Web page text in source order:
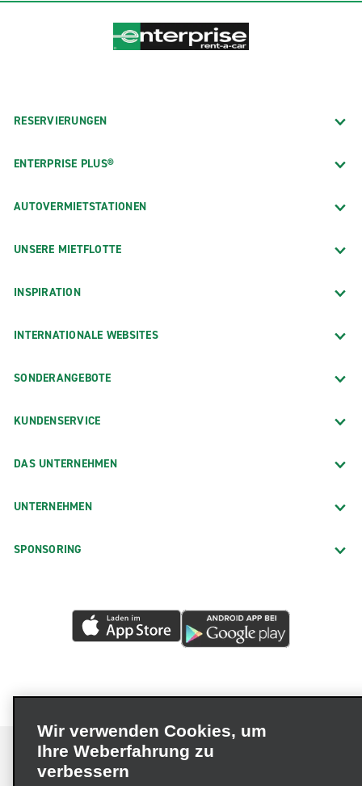
RESERVIERUNGEN
ENTERPRISE PLUS®
AUTOVERMIETSTATIONEN
UNSERE MIETFLOTTE
INSPIRATION
INTERNATIONALE WEBSITES
SONDERANGEBOTE
KUNDENSERVICE
DAS UNTERNEHMEN
UNTERNEHMEN
SPONSORING
Wir verwenden Cookies, um
Ihre Weberfahrung zu
verbessern